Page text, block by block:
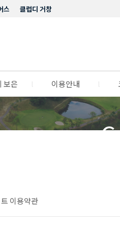
클럽디 거창
스
보은 이용안내
이용약관